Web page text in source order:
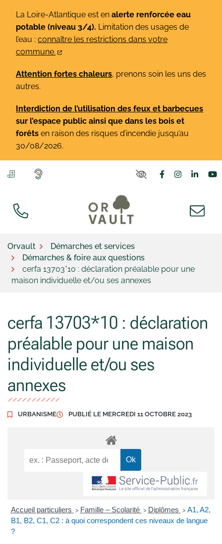
contenu
La Loire-Atlantique est en alerte renforcée eau
potable (niveau 3/4). Limitation des usages de
l’eau : connaître les restrictions dans votre
commune.
Attention fortes chaleurs, prenons soin les uns des
autres.
Interdiction de l’utilisation des feux et barbecues
sur l’espace public ainsi que dans les bois et
forêts en raison des risques d’incendie jusqu’au
30/08/2026.
Lien vers le
Lien vers
Lien
Orvault
Démarches et services
Démarches & foire aux questions
cerfa 13703*10 : déclaration préalable pour une
maison individuelle et/ou ses annexes
cerfa 13703*10 : déclaration
préalable pour une maison
individuelle et/ou ses
annexes
URBANISME PUBLIÉ LE MERCREDI 11 OCTOBRE 2023
Accueil particuliers > Famille – Scolarité > Diplômes > A1, A2,
B1, B2, C1, C2 : à quoi correspondent ces niveaux de langue
?